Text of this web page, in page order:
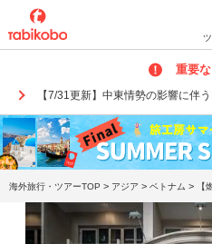
重要
【7/31更新】中東情勢の影響に伴
海外旅行・ツアーTOP > アジア > ベトナム >